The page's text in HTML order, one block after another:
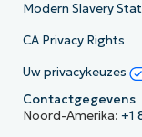
Modern Slavery
CA Privacy Rights
Uw privacykeuzes
Contactgegevens
Noord-Amerika: +1